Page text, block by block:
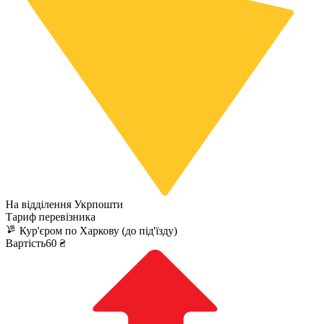
На відділення Укрпошти
Тариф перевізника
Кур'єром по Харкову (до під'їзду)
Вартість60 ₴